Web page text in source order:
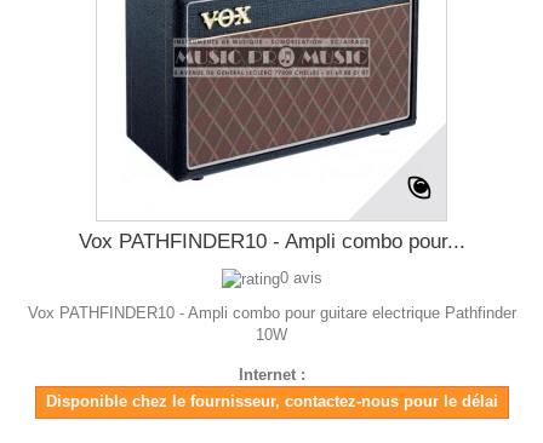
Vox PATHFINDER10 - Ampli combo pour...
0 avis
Vox PATHFINDER10 - Ampli combo pour guitare electrique Pathfinder
10W
Internet :
Disponible chez le fournisseur, contactez-nous pour le délai